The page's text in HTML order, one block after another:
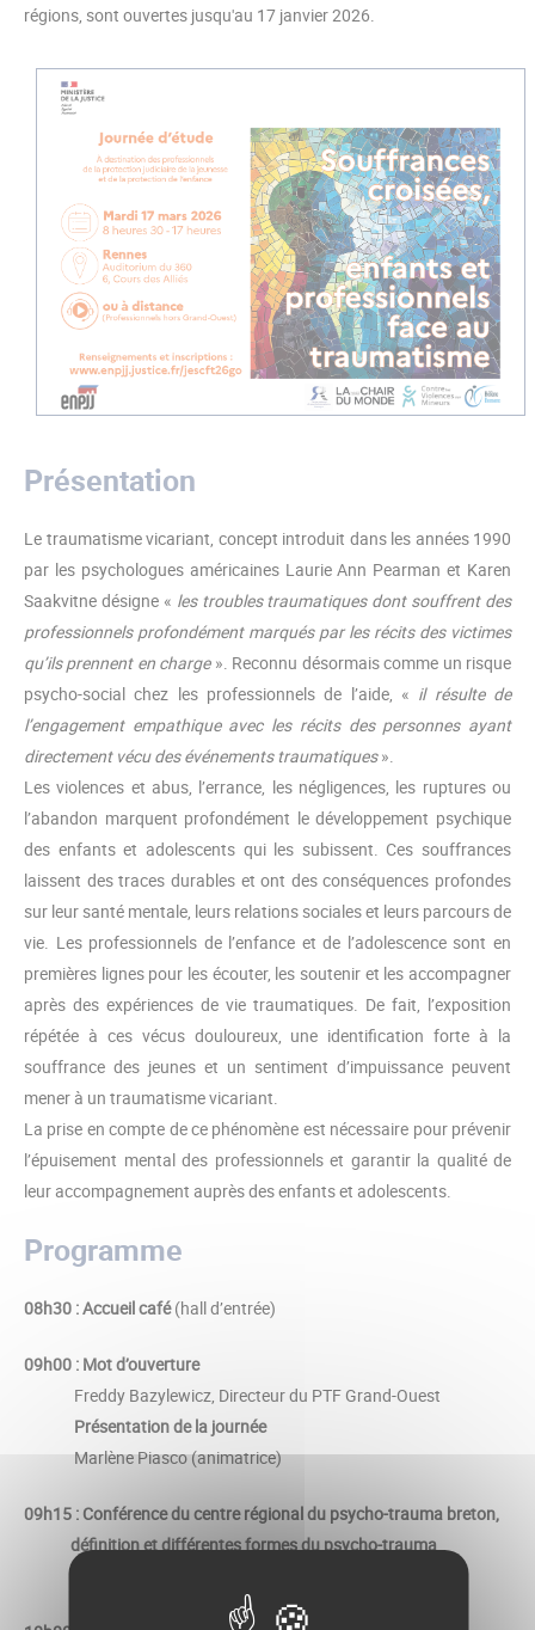
régions, sont ouvertes jusqu'au 17 janvier 2026.
Présentation
Le traumatisme vicariant, concept introduit dans les années 1990
par les psychologues américaines Laurie Ann Pearman et Karen
Saakvitne désigne « les troubles traumatiques dont souffrent des
professionnels profondément marqués par les récits des victimes
qu’ils prennent en charge». Reconnu désormais comme un risque
psycho-social chez les professionnels de l’aide, « il résulte de
l’engagement empathique avec les récits des personnes ayant
directement vécu des événements traumatiques».
Les violences et abus, l’errance, les négligences, les ruptures ou
l’abandon marquent profondément le développement psychique
des enfants et adolescents qui les subissent. Ces souffrances
laissent des traces durables et ont des conséquences profondes
sur leur santé mentale, leurs relations sociales et leurs parcours de
vie. Les professionnels de l’enfance et de l’adolescence sont en
premières lignes pour les écouter, les soutenir et les accompagner
après des expériences de vie traumatiques. De fait, l’exposition
répétée à ces vécus douloureux, une identification forte à la
souffrance des jeunes et un sentiment d’impuissance peuvent
mener à un traumatisme vicariant.
La prise en compte de ce phénomène est nécessaire pour prévenir
l’épuisement mental des professionnels et garantir la qualité de
leur accompagnement auprès des enfants et adolescents.
Programme
08h30 :Accueil café(hall d’entrée)
09h00 : Mot d’ouverture
Freddy Bazylewicz, Directeur du PTF Grand-Ouest
Présentation de la journée
Marlène Piasco (animatrice)
09h15 : Conférence du centre régional du psycho-trauma breton,
définition et différentes formes du psycho-trauma
Adélaïde Minier et Tu-Anh Le